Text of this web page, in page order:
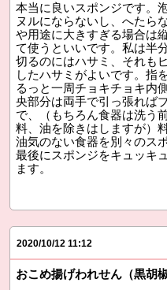
本当に良いスポンジです。
ヌルにならないし、へたら
や用途に大きすぎる場合は
て使うといいです。私は半
切るのにはハサミ、それも
したハサミがよいです。指
るっと一周チョキチョキ内
央部分は両手で引っ張れば
で、（もちろん食器は洗う
料、油を除きはしますが）
油気のない食器を別々のス
最後にスポンジをキュッキ
ます。
2020/10/12 11:12
おこめ揚げわれせん（黒胡椒